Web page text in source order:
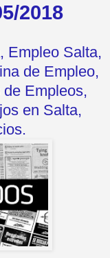
2018
Empleo Salta,
de Empleo,
Empleos,
en Salta,